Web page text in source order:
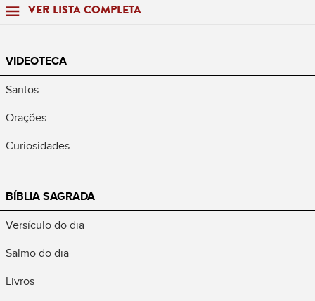
VER LISTA COMPLETA
VIDEOTECA
Santos
Orações
Curiosidades
BÍBLIA SAGRADA
Versículo do dia
Salmo do dia
Livros